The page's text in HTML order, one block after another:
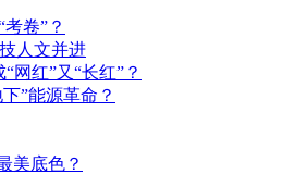
卷”？
人文并进
网红”又“长红”？
”能源革命？
美底色？